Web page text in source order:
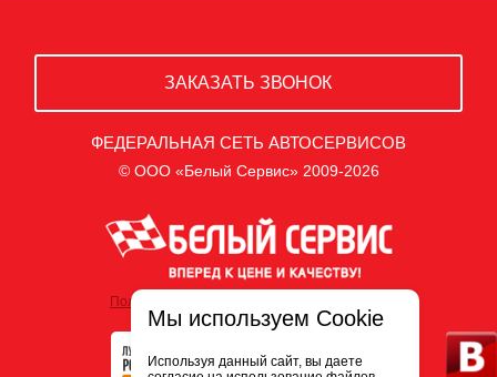
ЗАКАЗАТЬ ЗВОНОК
ФЕДЕРАЛЬНАЯ СЕТЬ АВТОСЕРВИСОВ
© ООО «Белый Сервис» 2009-2026
Политика обработки персональных данных
Мы используем Cookie
Используя данный сайт, вы даете